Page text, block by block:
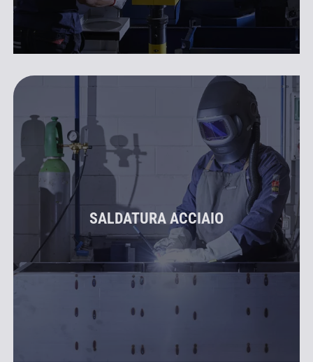
SALDATURA ACCIAIO